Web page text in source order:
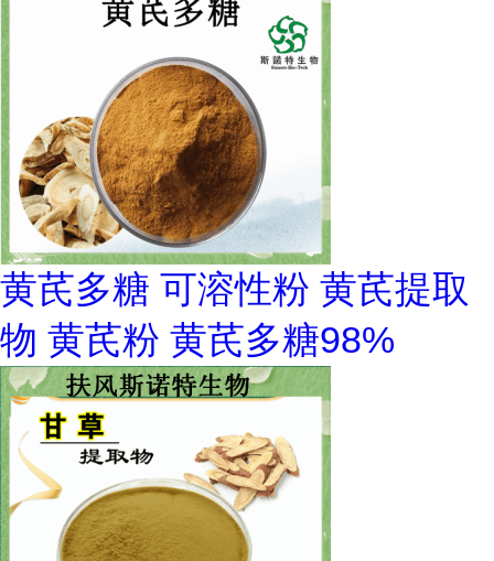
黄芪多糖 可溶性粉 黄芪提取
物 黄芪粉 黄芪多糖98%